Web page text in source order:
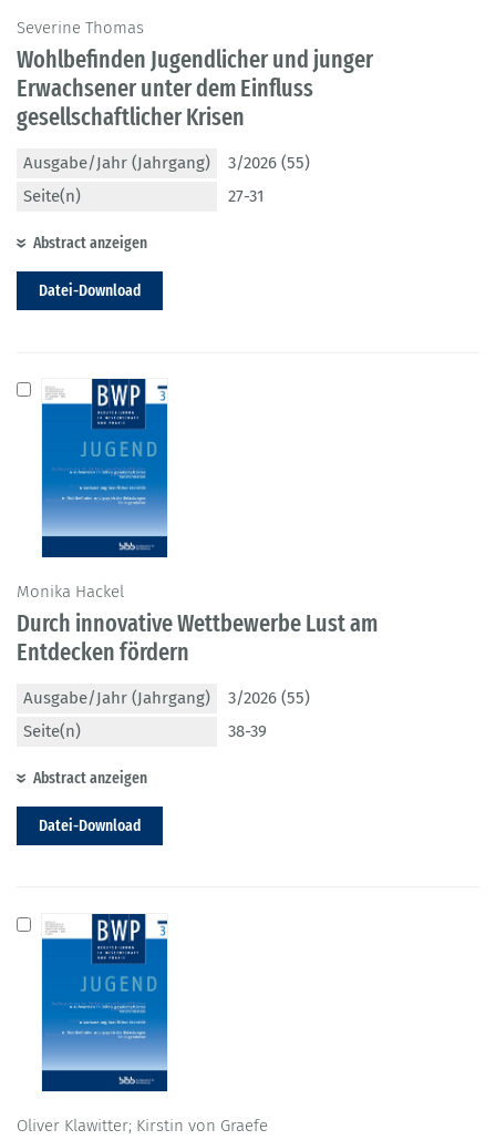
Severine Thomas
Wohlbefinden Jugendlicher und junger
Erwachsener unter dem Einfluss
gesellschaftlicher Krisen
Ausgabe/Jahr (Jahrgang)
3/2026 (55)
Seite(n)
27-31
Abstract anzeigen
Datei-Download
Monika Hackel
Durch innovative Wettbewerbe Lust am
Entdecken fördern
Ausgabe/Jahr (Jahrgang)
3/2026 (55)
Seite(n)
38-39
Abstract anzeigen
Datei-Download
Oliver Klawitter; Kirstin von Graefe